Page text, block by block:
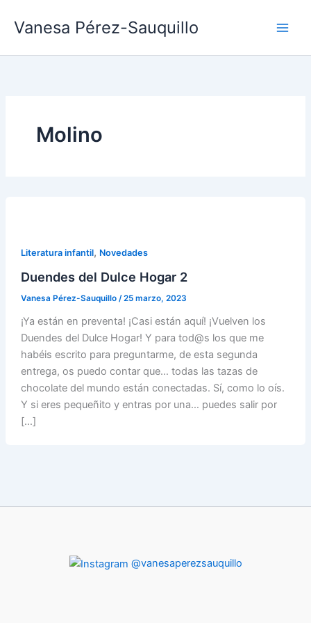
Vanesa Pérez-Sauquillo
Molino
Literatura infantil, Novedades
Duendes del Dulce Hogar 2
Vanesa Pérez-Sauquillo /25 marzo, 2023
¡Ya están en preventa! ¡Casi están aquí! ¡Vuelven los
Duendes del Dulce Hogar! Y para tod@s los que me
habéis escrito para preguntarme, de esta segunda
entrega, os puedo contar que… todas las tazas de
chocolate del mundo están conectadas. Sí, como lo oís.
Y si eres pequeñito y entras por una… puedes salir por
[…]
@vanesaperezsauquillo